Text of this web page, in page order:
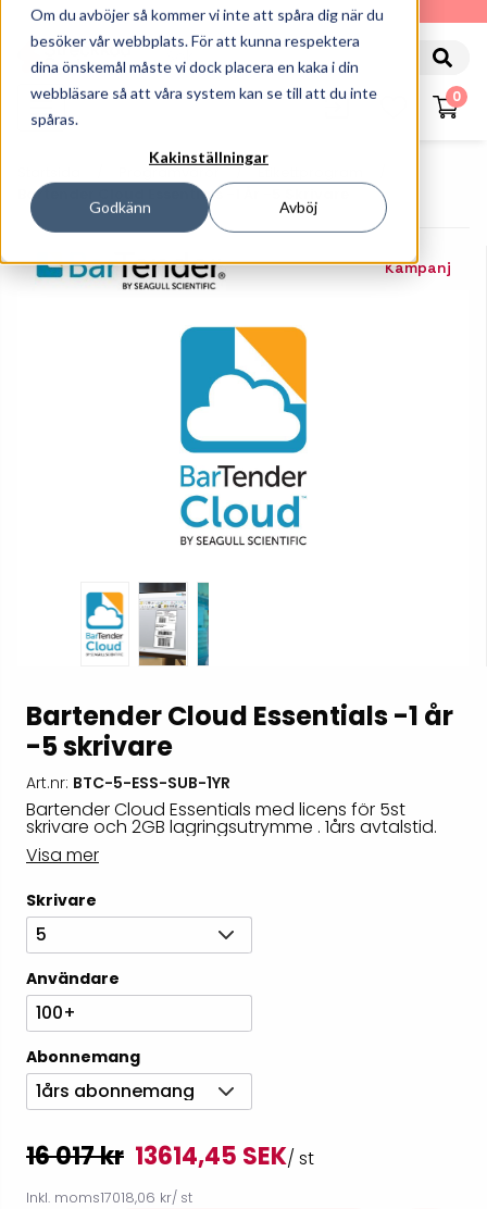
Om du avböjer så kommer vi inte att spåra dig när du
besöker vår webbplats. För att kunna respektera
dina önskemål måste vi dock placera en kaka i din
webbläsare så att våra system kan se till att du inte
spåras.
Kakinställningar
Godkänn Avböj
010-162 61 90
0
Programvaror
Etikettprogram
Bartender Cloud Essentials -1 År -5 Skrivare
Kampanj
Bartender Cloud Essentials -1 år
-5 skrivare
Art.nr: BTC-5-ESS-SUB-1YR
Bartender Cloud Essentials med licens för 5st
skrivare och 2GB lagringsutrymme . 1års avtalstid.
Visa mer
Skrivare
5
Användare
100+
Abonnemang
1års abonnemang
16 017 kr 13614,45 SEK/ st
Inkl. moms17018,06 kr/ st